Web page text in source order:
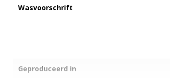
Wasvoorschrift
Geproduceerd in